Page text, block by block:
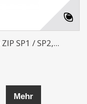
SP1 / SP2,...
Mehr